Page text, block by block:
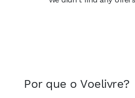
Por que o Voelivre?